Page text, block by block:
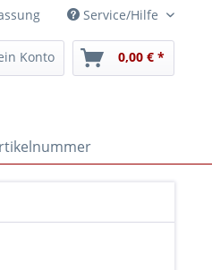
Service/Hilfe
Konto 0,00 € *